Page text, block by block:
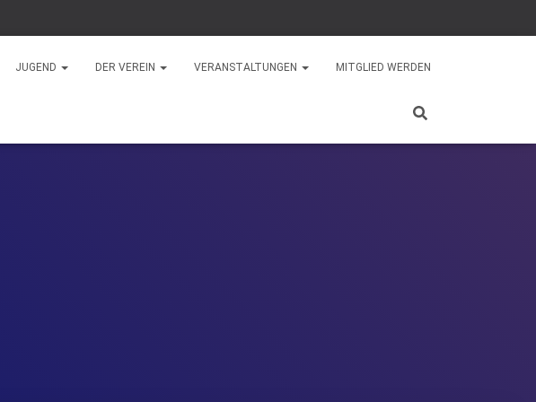
JUGEND DER VEREIN VERANSTALTUNGEN MITGLIED WERDEN